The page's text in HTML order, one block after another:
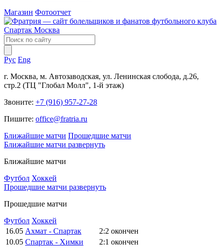
Магазин Фотоотчет
Рус Eng
г. Москва, м. Автозаводская, ул. Ленинская слобода, д.26,
стр.2 (ТЦ "Глобал Молл", 1-й этаж)
Звоните: +7 (916) 957-27-28
Пишите: office@fratria.ru
Ближайшие матчи Прошедшие матчи
Ближайшие матчи развернуть
Ближайшие матчи
Футбол Хоккей
Прошедшие матчи развернуть
Прошедшие матчи
Футбол Хоккей
16.05 Ахмат - Спартак 2:2 окончен
10.05 Спартак - Химки 2:1 окончен